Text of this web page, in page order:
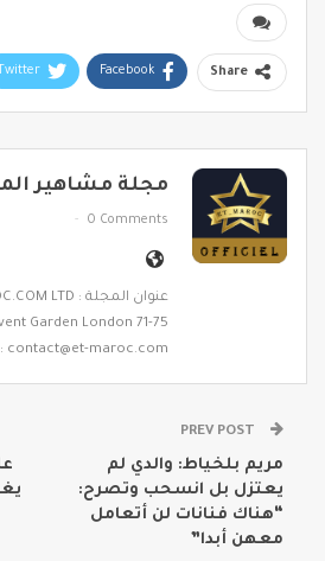
Share
Facebook
Twitter
مجلة مشاهير
0 Comments
عنوان المجلة : ET-MAROC.COM LTD
71-75 Shelton Street Covent Garden London
: contact@et-maroc.com
مريم بلخياط: والدي لم
يعتزل بل انسحب وتصرح:
“هناك فنانات لن أتعامل
معهن أبدا”